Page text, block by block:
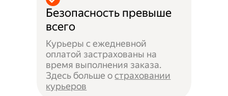
Безопасность превыше
всего
Курьеры с ежедневной
оплатой застрахованы на
время выполнения заказа.
Здесь больше остраховании
курьеров